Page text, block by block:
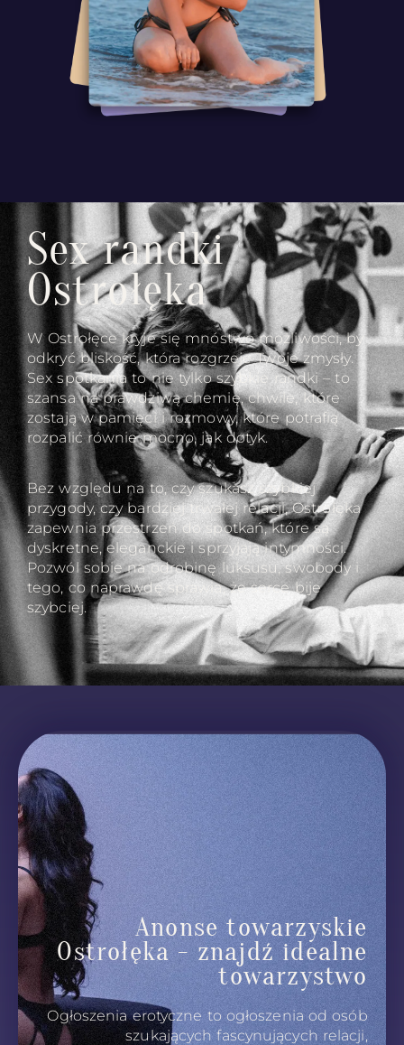
Sex randki
Ostrołęka
W Ostrołęce kryje się mnóstwo możliwości, by
odkryć bliskość, która rozgrzeje Twoje zmysły.
Sex spotkania to nie tylko szybkie randki – to
szansa na prawdziwą chemię, chwile, które
zostają w pamięci i rozmowy, które potrafią
rozpalić równie mocno, jak dotyk.
Bez względu na to, czy szukasz szybkiej
przygody, czy bardziej trwałej relacji, Ostrołęka
zapewnia przestrzeń do spotkań, które są
dyskretne, eleganckie i sprzyjają intymności.
Pozwól sobie na odrobinę luksusu, swobody i
tego, co naprawdę sprawia, że serce bije
szybciej.
Anonse towarzyskie
Ostrołęka - znajdź idealne
towarzystwo
Ogłoszenia erotyczne to ogłoszenia od osób
szukających fascynujących relacji,